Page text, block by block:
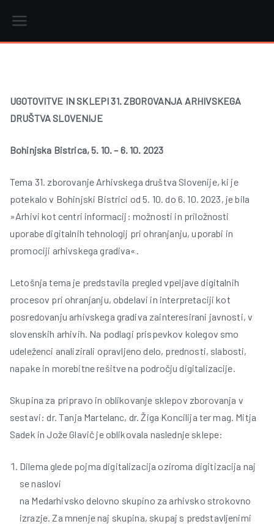
content
UGOTOVITVE IN SKLEPI 31. ZBOROVANJA ARHIVSKEGA
DRUŠTVA SLOVENIJE
Bohinjska Bistrica, 5. 10. – 6. 10. 2023
Tema 31. zborovanje Arhivskega društva Slovenije, ki je
potekalo v Bohinjski Bistrici od 5. 10. do 6. 10. 2023, je bila
»Arhivi kot centri informacij: možnosti in priložnosti
uporabe digitalnih tehnologij pri ohranjanju, uporabi in
promociji arhivskega gradiva«.
Letošnja tema je predstavila pregled vpeljave digitalnih
procesov pri ohranjanju, obdelavi in interpretaciji kot
posredovanju arhivskega gradiva zainteresirani javnosti, v
slovenskih arhivih. Na podlagi prispevkov kolegov smo
udeleženci analizirali opravljeno delo, prednosti, slabosti,
napake in morebitne rešitve na področju digitalizacije.
Skupina za pripravo in oblikovanje sklepov zborovanja v
sestavi: dr. Tanja Martelanc, dr. Žiga Koncilija ter mag. Mitja
Sadek in Jože Glavič je oblikovala naslednje sklepe:
Dilema glede pojma digitalizacija oziroma digitizacija naj
se naslovi
na Medarhivsko delovno skupino za arhivsko strokovno
izrazje. Za mnenje naj skupina, skupaj s predstavljenimi